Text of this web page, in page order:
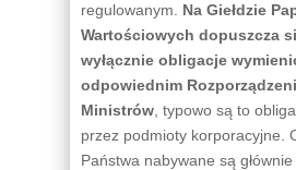
regulowanym. Na Giełdzie
Wartościowych dopuszcza
wyłącznie obligacje
odpowiednim
Ministrów , typowo są to
przez podmioty korporacyjne.
Państwa nabywane są